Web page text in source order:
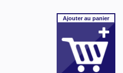
Ajouterau panier